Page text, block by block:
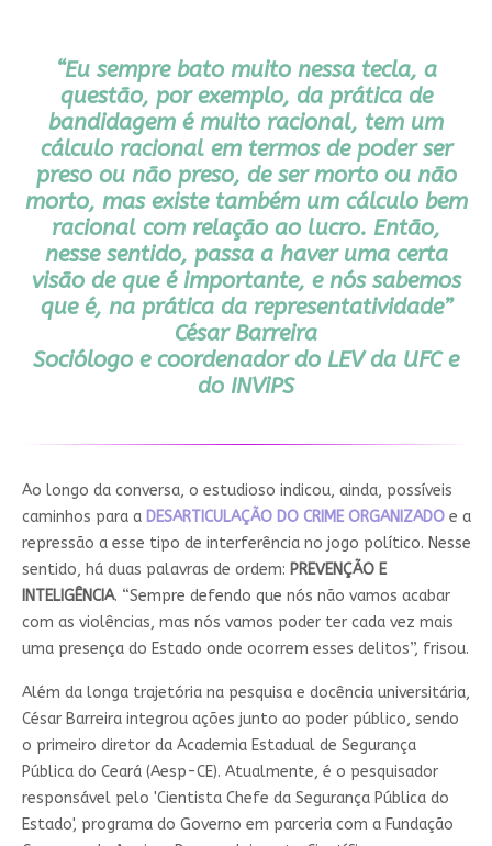
“Eu sempre bato muito nessa tecla, a
questão, por exemplo, da prática de
bandidagem é muito racional, tem um
cálculo racional em termos de poder ser
preso ou não preso, de ser morto ou não
morto, mas existe também um cálculo bem
racional com relação ao lucro. Então,
nesse sentido, passa a haver uma certa
visão de que é importante, e nós sabemos
que é, na prática da representatividade”
César Barreira
Sociólogo e coordenador do LEV da UFC e
do INViPS
Ao longo da conversa, o estudioso indicou, ainda, possíveis
caminhos para a DESARTICULAÇÃO DO CRIME ORGANIZADOe a
repressão a esse tipo de interferência no jogo político. Nesse
sentido, há duas palavras de ordem: PREVENÇÃO E
INTELIGÊNCIA. “Sempre defendo que nós não vamos acabar
com as violências, mas nós vamos poder ter cada vez mais
uma presença do Estado onde ocorrem esses delitos”, frisou.
Além da longa trajetória na pesquisa e docência universitária,
César Barreira integrou ações junto ao poder público, sendo
o primeiro diretor da Academia Estadual de Segurança
Pública do Ceará (Aesp-CE). Atualmente, é o pesquisador
responsável pelo 'Cientista Chefe da Segurança Pública do
Estado', programa do Governo em parceria com a Fundação